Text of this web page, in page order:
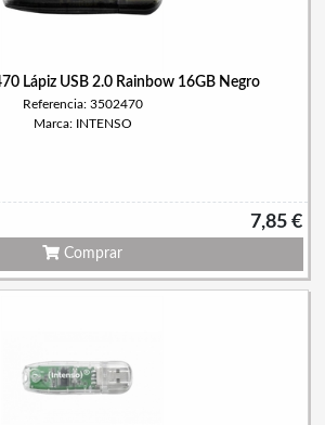
Lápiz USB 2.0 Rainbow 16GB Negro
Referencia: 3502470
Marca: INTENSO
7,85 €
Comprar